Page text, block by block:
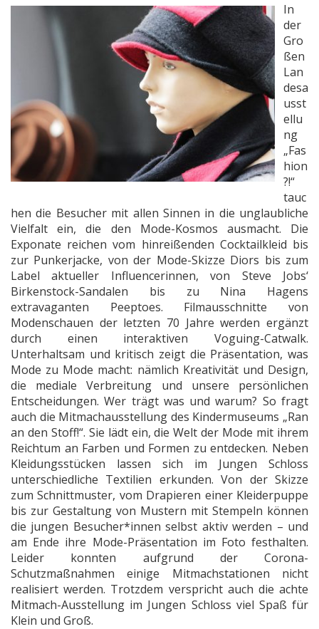
In
der
Gro
ßen
Lan
desa
usst
ellu
ng
„Fas
hion
?!“
tauc
hen die Besucher mit allen Sinnen in die unglaubliche
Vielfalt ein, die den Mode-Kosmos ausmacht. Die
Exponate reichen vom hinreißenden Cocktailkleid bis
zur Punkerjacke, von der Mode-Skizze Diors bis zum
Label aktueller Influencerinnen, von Steve Jobs‘
Birkenstock-Sandalen bis zu Nina Hagens
extravaganten Peeptoes. Filmausschnitte von
Modenschauen der letzten 70 Jahre werden ergänzt
durch einen interaktiven Voguing-Catwalk.
Unterhaltsam und kritisch zeigt die Präsentation, was
Mode zu Mode macht: nämlich Kreativität und Design,
die mediale Verbreitung und unsere persönlichen
Entscheidungen. Wer trägt was und warum? So fragt
auch die Mitmachausstellung des Kindermuseums „Ran
an den Stoff!“. Sie lädt ein, die Welt der Mode mit ihrem
Reichtum an Farben und Formen zu entdecken. Neben
Kleidungsstücken lassen sich im Jungen Schloss
unterschiedliche Textilien erkunden. Von der Skizze
zum Schnittmuster, vom Drapieren einer Kleiderpuppe
bis zur Gestaltung von Mustern mit Stempeln können
die jungen Besucher*innen selbst aktiv werden – und
am Ende ihre Mode-Präsentation im Foto festhalten.
Leider konnten aufgrund der Corona-
Schutzmaßnahmen einige Mitmachstationen nicht
realisiert werden. Trotzdem verspricht auch die achte
Mitmach-Ausstellung im Jungen Schloss viel Spaß für
Klein und Groß.